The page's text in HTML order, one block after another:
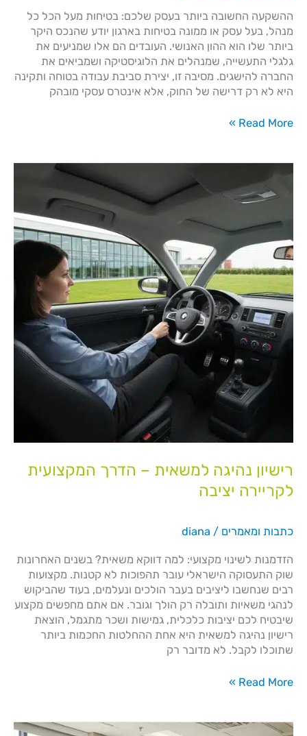
ההשקעה החשובה ביותר בעסק שלכם: בטיחות מעל הכל כל
מנהל, בעל עסק או ממונה בטיחות בארגון יודע שהנכס היקר
ביותר שלו הוא ההון האנושי. העובדים הם אלו שמניעים את
גלגלי התעשייה, שמנהלים את הלוגיסטיקה ושמביאים את
החברה להישגים. מסיבה זו, יצירת סביבת עבודה בטוחה ותקינה
היא לא רק דרישה של החוק, אלא אינטרס עסקי מובהק
Read More »
רישיון נהיגה למשאית – הדרך המקצועית
לקריירה יציבה
כתבות ומאמרים /
diana
הזדמנות לשינוי מקצועי: למה דווקא משאית? בשנים האחרונות
שוק התעסוקה הישראלי עובר תהפוכות לא קטנות. מקצועות
רבים שנחשבו ליציבים בעבר הולכים ונעלמים, בעוד שהביקוש
לנהגי משאיות ותובלה רק הולך וגובר. אם אתם מחפשים מקצוע
שיבטיח לכם יציבות כלכלית, גמישות ושכר מתגמל, הוצאת
רישיון נהיגה למשאית היא אחת ההחלטות החכמות ביותר
שתוכלו לקבל. לא מדובר רק
נהיגה
למשאית
הדרך
המקצועית
לקריירה
יציבה
Read More »
חידוש